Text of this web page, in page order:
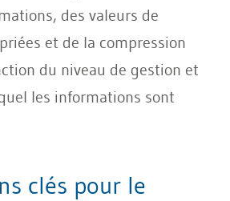
des valeurs de
et de la compression
du niveau de gestion et
les informations sont
clés pour le